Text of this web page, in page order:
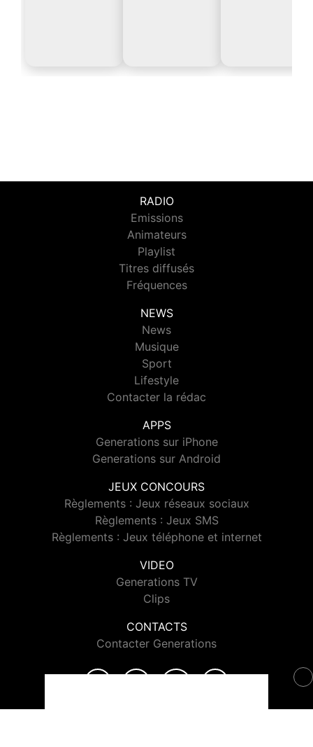
RADIO
Emissions
Animateurs
Playlist
Titres diffusés
Fréquences
NEWS
News
Musique
Sport
Lifestyle
Contacter la rédac
APPS
Generations sur iPhone
Generations sur Android
JEUX CONCOURS
Règlements : Jeux réseaux sociaux
Règlements : Jeux SMS
Règlements : Jeux téléphone et internet
VIDEO
Generations TV
Clips
CONTACTS
Contacter Generations